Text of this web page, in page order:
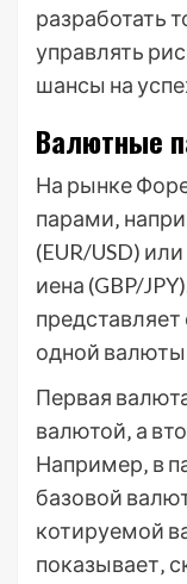
разработать
управлять
шансы на
Валютные
На рынке
парами‚
(EUR/USD)
иена (GBP/
одной
Первая
валютой‚ а
Например‚ в
базовой
котируемой
показывает‚